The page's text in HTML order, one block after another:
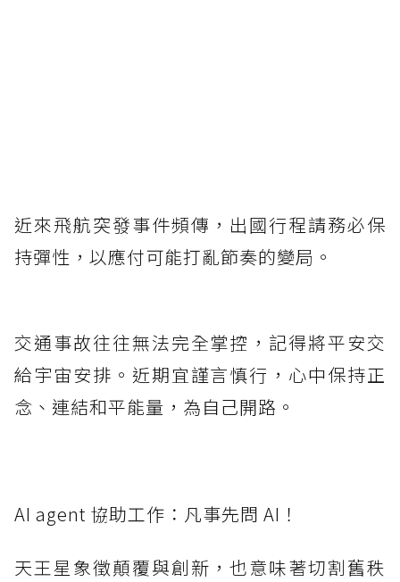
近來飛航突發事件頻傳，出國行程請務必保
持彈性，以應付可能打亂節奏的變局。
交通事故往往無法完全掌控，記得將平安交
給宇宙安排。近期宜謹言慎行，心中保持正
念、連結和平能量，為自己開路。
AI agent 協助工作：凡事先問 AI！
天王星象徵顛覆與創新，也意味著切割舊秩